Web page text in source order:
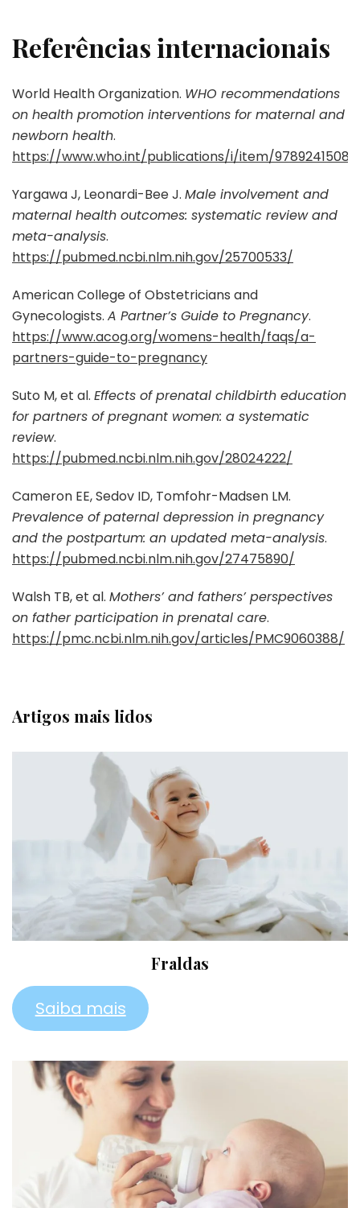
Referências internacionais
World Health Organization. WHO recommendations
on health promotion interventions for maternal and
newborn health.
https://www.who.int/publications/i/item/
Yargawa J, Leonardi-Bee J. Male involvement and
maternal health outcomes: systematic review and
meta-analysis.
https://pubmed.ncbi.nlm.nih.gov/25700533/
American College of Obstetricians and
Gynecologists. A Partner’s Guide to Pregnancy.
https://www.acog.org/womens-health/faqs/a-
partners-guide-to-pregnancy
Suto M, et al. Effects of prenatal childbirth education
for partners of pregnant women: a systematic
review.
https://pubmed.ncbi.nlm.nih.gov/28024222/
Cameron EE, Sedov ID, Tomfohr-Madsen LM.
Prevalence of paternal depression in pregnancy
and the postpartum: an updated meta-analysis.
https://pubmed.ncbi.nlm.nih.gov/27475890/
Walsh TB, et al. Mothers’ and fathers’ perspectives
on father participation in prenatal care.
https://pmc.ncbi.nlm.nih.gov/articles/PMC9060388/
Artigos mais lidos
Fraldas
Saiba mais